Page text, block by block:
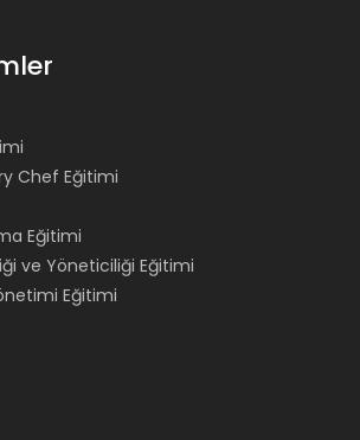
Chef Eğitimi
Eğitimi
ve Yöneticiliği Eğitimi
Eğitimi